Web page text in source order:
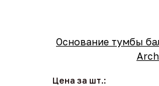
Основание тумбы
Цена за шт.: